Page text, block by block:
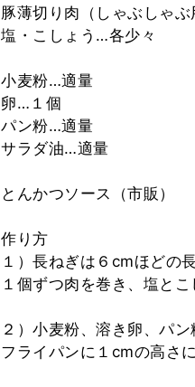
豚薄切り肉（しゃぶしゃ
塩・こしょう…各少々
小麦粉…適量
卵…１個
パン粉…適量
サラダ油…適量
とんかつソース（市販）
作り方
１）長ねぎは６cmほどの
１個ずつ肉を巻き、塩とこ
２）小麦粉、溶き卵、パン
フライパンに１cmの高さ